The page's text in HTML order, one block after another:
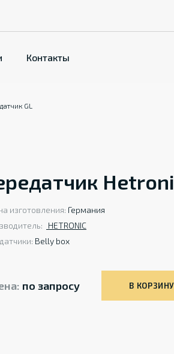
Контакты
GL
изготовления: Германия
HETRONIС
Belly box
по запросу В КОРЗИНУ